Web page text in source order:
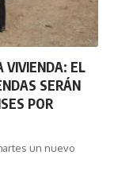
VIVIENDA: EL
SERÁN
POR
un nuevo